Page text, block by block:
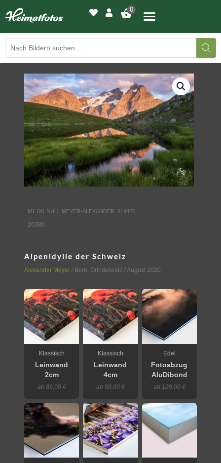
0
BILDERGALERIE
DRUCKQUALITÄTEN
LED-LEUCHTBILDER
WIR DRUCKEN IHR BILD
AUSSTELLUNGEN
KONTAKT
MEDIEN-ID: MEYER-ALEXANDER_814420
26386
Alpenidylle der Schweiz
Alexander Meyer / Bern, Grindelwald / August 2020
Klassisch
Leinwand
2cm
ab 89,00 €
Klassisch
Leinwand
4cm
ab 99,00 €
Edel
Fotoabzug
AluDibond
ab 129,00 €